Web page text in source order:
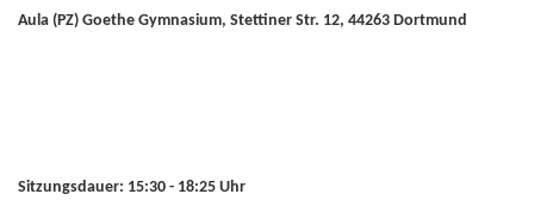
Aula (PZ) Goethe Gymnasium, Stettiner Str. 12, 44263 Dortmund
Sitzungsdauer: 15:30 - 18:25 Uhr